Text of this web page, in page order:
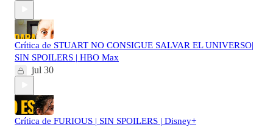
Crítica de STUART NO CONSIGUE SALVAR EL UNIVERSO|
SIN SPOILERS | HBO Max
jul 30
Crítica de FURIOUS | SIN SPOILERS | Disney+